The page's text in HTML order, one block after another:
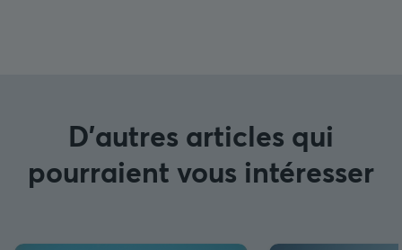
D'autres articles qui
pourraient vous intéresser